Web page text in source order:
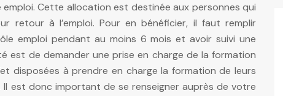
Cette allocation est destinée aux personnes qui
retour à l’emploi. Pour en bénéficier, il faut remplir
emploi pendant au moins 6 mois et avoir suivi une
est de demander une prise en charge de la formation
disposées à prendre en charge la formation de leurs
est donc important de se renseigner auprès de votre